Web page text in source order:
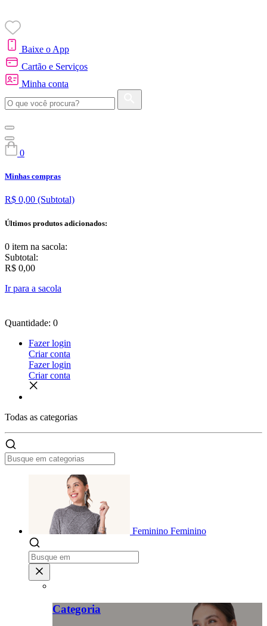
Baixe o App
Cartão e Serviços
Minha conta
0
Minhas compras
R$ 0,00 (Subtotal)
Últimos produtos adicionados:
0 item na sacola:
Subtotal:
R$ 0,00
Ir para a sacola
Quantidade: 0
Fazer login
Criar conta
Fazer login
Criar conta
Todas as categorias
Feminino Feminino
Categoria